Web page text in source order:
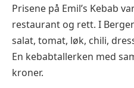
Prisene på Emil’s Kebab
restaurant og rett. I
salat, tomat, løk, chili,
En kebabtallerken med
kroner.